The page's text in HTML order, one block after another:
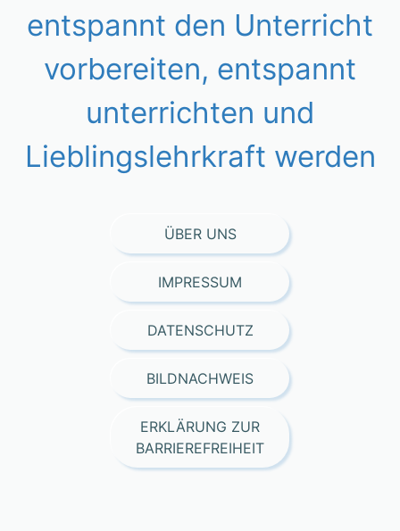
entspannt den Unterricht
vorbereiten, entspannt
unterrichten und
Lieblingslehrkraft werden
ÜBER UNS
IMPRESSUM
DATENSCHUTZ
BILDNACHWEIS
ERKLÄRUNG ZUR
BARRIEREFREIHEIT